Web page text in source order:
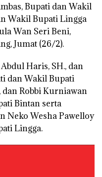
Bupati dan Wakil
Wakil Bupati Lingga
Wan Seri Beni,
Jumat (26/2).
Haris, SH., dan
dan Wakil Bupati
dan Robbi Kurniawan
Bintan serta
Neko Wesha Pawelloy
Lingga.